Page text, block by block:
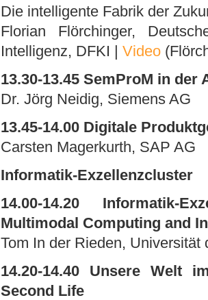
Die intelligente Fabrik der
Florian Flörchinger,
Intelligenz, DFKI | Video
13.30-13.45 SemProM in der
Dr. Jörg Neidig, Siemens AG
13.45-14.00 Digitale
Carsten Magerkurth, SAP AG
Informatik-Exzellenzcluster
14.00-14.20 Informatik-
Multimodal Computing and
Tom In der Rieden,
14.20-14.40 Unsere Welt
Second Life